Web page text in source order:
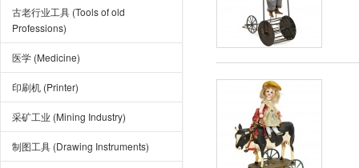
古老行业工具 (Tools of old
Professions)
医学 (Medicine)
印刷机 (Printer)
采矿工业 (Mining Industry)
制图工具 (Drawing Instruments)